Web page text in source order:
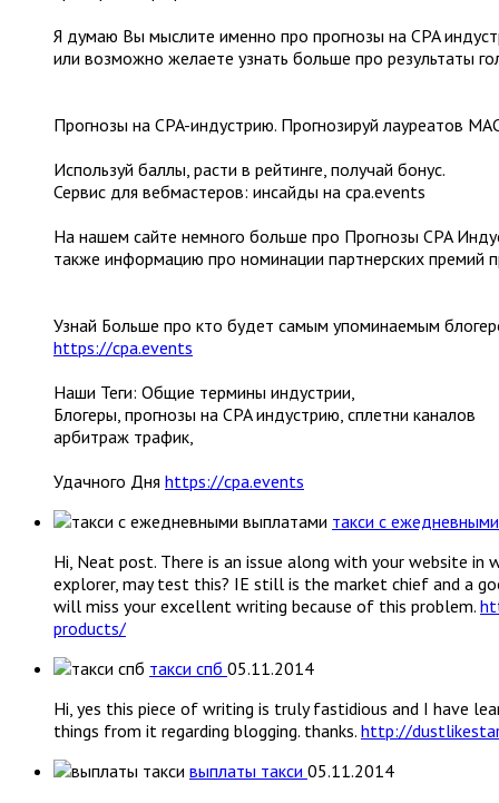
Я думаю Вы мыслите именно про прогнозы на CPA
или возможно желаете узнать больше про результаты
Прогнозы на CPA-индустрию. Прогнозируй лауреатов
Используй баллы, расти в рейтинге, получай бонус.
Сервис для вебмастеров: инсайды на cpa.events
На нашем сайте немного больше про Прогнозы CPA
также информацию про номинации партнерских премий
Узнай Больше про кто будет самым упоминаемым
https://cpa.events
Наши Теги: Общие термины индустрии,
Блогеры, прогнозы на CPA индустрию, сплетни каналов
арбитраж трафик,
Удачного Дня https://cpa.events
такси с
Hi, Neat post. There is an issue along with your website in
explorer, may test this? IE still is the market chief and a
will miss your excellent writing because of this problem.
products/
такси спб 05.11.2014
Hi, yes this piece of writing is truly fastidious and I have
things from it regarding blogging. thanks. http://
выплаты такси 05.11.2014